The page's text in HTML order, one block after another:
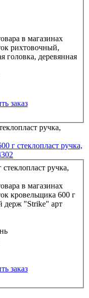
в магазинах
рихтовочный,
головка, деревянная
заказ
г стеклопласт ручка,
в магазинах
кровельщика 600 г
"Strike" арт
заказ